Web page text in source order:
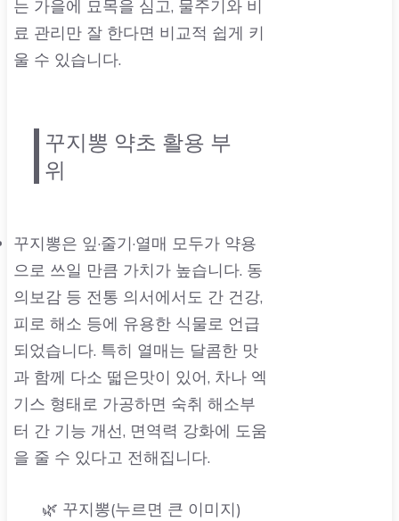
는 가을에 묘목을 심고, 물주기와 비
료 관리만 잘 한다면 비교적 쉽게 키
울 수 있습니다.
꾸지뽕 약초 활용 부
위
꾸지뽕은 잎·줄기·열매 모두가 약용
으로 쓰일 만큼 가치가 높습니다. 동
의보감 등 전통 의서에서도 간 건강,
피로 해소 등에 유용한 식물로 언급
되었습니다. 특히 열매는 달콤한 맛
과 함께 다소 떫은맛이 있어, 차나 엑
기스 형태로 가공하면 숙취 해소부
터 간 기능 개선, 면역력 강화에 도움
을 줄 수 있다고 전해집니다.
🌿 꾸지뽕(누르면 큰 이미지)